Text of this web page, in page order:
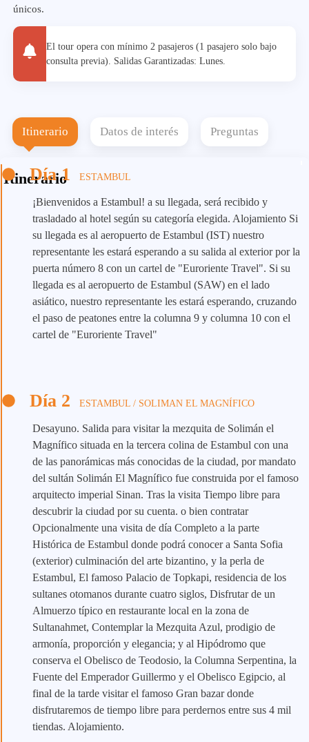
únicos.
El tour opera con mínimo 2 pasajeros (1 pasajero solo bajo
consulta previa). Salidas Garantizadas: Lunes.
Itinerario Datos de interés Preguntas
Itinerario
Día 1 ESTAMBUL
¡Bienvenidos a Estambul! a su llegada, será recibido y
trasladado al hotel según su categoría elegida. Alojamiento Si
su llegada es al aeropuerto de Estambul (IST) nuestro
representante les estará esperando a su salida al exterior por la
puerta número 8 con un cartel de "Euroriente Travel". Si su
llegada es al aeropuerto de Estambul (SAW) en el lado
asiático, nuestro representante les estará esperando, cruzando
el paso de peatones entre la columna 9 y columna 10 con el
cartel de "Euroriente Travel"
Día 2 ESTAMBUL / SOLIMAN EL MAGNÍFICO
Desayuno. Salida para visitar la mezquita de Solimán el
Magnífico situada en la tercera colina de Estambul con una
de las panorámicas más conocidas de la ciudad, por mandato
del sultán Solimán El Magnífico fue construida por el famoso
arquitecto imperial Sinan. Tras la visita Tiempo libre para
descubrir la ciudad por su cuenta. o bien contratar
Opcionalmente una visita de día Completo a la parte
Histórica de Estambul donde podrá conocer a Santa Sofia
(exterior) culminación del arte bizantino, y la perla de
Estambul, El famoso Palacio de Topkapi, residencia de los
sultanes otomanos durante cuatro siglos, Disfrutar de un
Almuerzo típico en restaurante local en la zona de
Sultanahmet, Contemplar la Mezquita Azul, prodigio de
armonía, proporción y elegancia; y al Hipódromo que
conserva el Obelisco de Teodosio, la Columna Serpentina, la
Fuente del Emperador Guillermo y el Obelisco Egipcio, al
final de la tarde visitar el famoso Gran bazar donde
disfrutaremos de tiempo libre para perdernos entre sus 4 mil
tiendas. Alojamiento.